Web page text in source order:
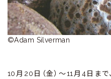
ラ
リ
©Adam Silverman
10月20日（金）〜11月4日ま